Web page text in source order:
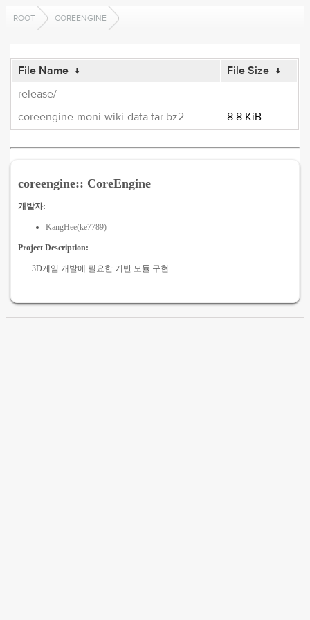
ROOT COREENGINE
File Name ↓ File Size ↓
release/
-
coreengine-moni-wiki-data.tar.bz2
8.8 KiB
coreengine:: CoreEngine
개발자:
KangHee(ke7789)
Project Description:
3D게임 개발에 필요한 기반 모듈 구현